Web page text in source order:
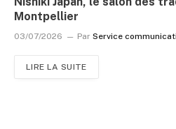
Montpellier
03/07/2026 Par Service
LIRE LA SUITE